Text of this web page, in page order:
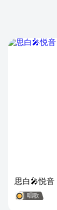
思白🎤悦音
唱歌